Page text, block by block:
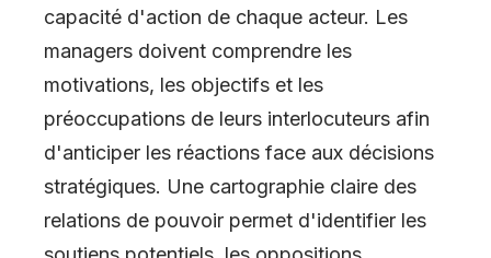
capacité d'action de chaque acteur. Les
managers doivent comprendre les
motivations, les objectifs et les
préoccupations de leurs interlocuteurs afin
d'anticiper les réactions face aux décisions
stratégiques. Une cartographie claire des
relations de pouvoir permet d'identifier les